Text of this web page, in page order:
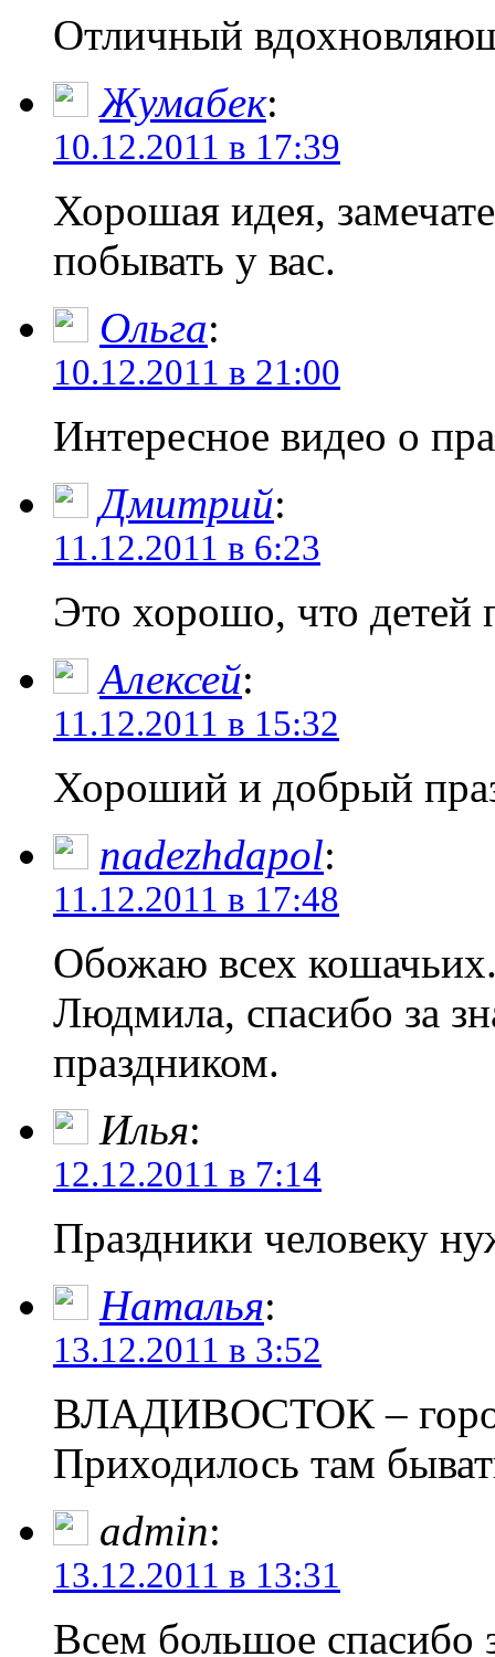
Отличный
Жумабек:
10.12.2011 в 17:39
Хорошая идея,
побывать у вас.
Ольга:
10.12.2011 в 21:00
Интересное видео о
Дмитрий:
11.12.2011 в 6:23
Это хорошо, что
Алексей:
11.12.2011 в 15:32
Хороший и добрый
nadezhdapol:
11.12.2011 в 17:48
Обожаю всех
Людмила, спасибо за
праздником.
Илья:
12.12.2011 в 7:14
Праздники человеку
Наталья:
13.12.2011 в 3:52
ВЛАДИВОСТОК –
Приходилось там
admin:
13.12.2011 в 13:31
Всем большое спасибо